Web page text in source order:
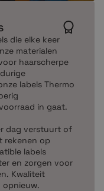
die elke keer
materialen
haarscherpe
labels Thermo
in gaat.
dag verstuurt of
rekenen op
labels
en zorgen voor
Kwaliteit
opnieuw.